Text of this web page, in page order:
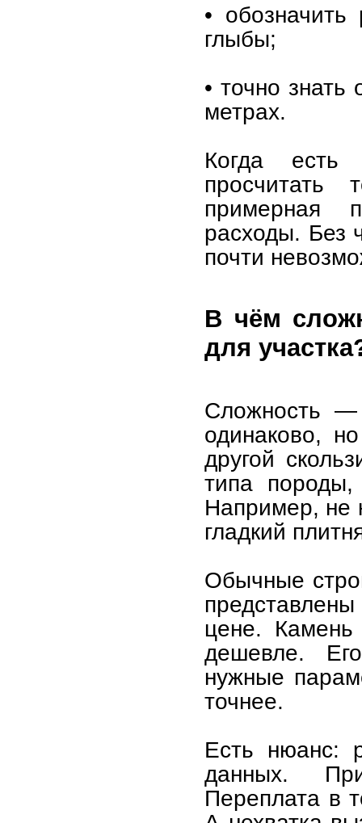
•
глыбы;
• точно
метрах.
Когда есть
просчитать
примерная
расходы. Без
почти
В чём
для
Сложность —
одинаково,
другой
типа
Например, не
гладкий
Обычные
цене.
дешевле.
нужные
точнее.
Есть нюанс:
данных.
Переплата в